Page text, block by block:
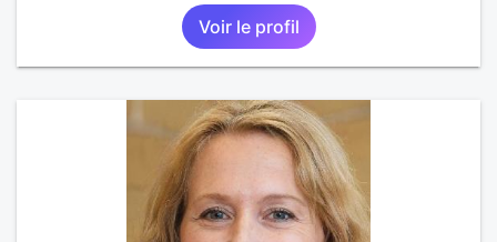
Voir le profil